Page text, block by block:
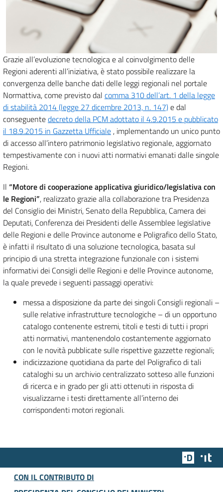
Grazie all’evoluzione tecnologica e al coinvolgimento delle
Regioni aderenti all’iniziativa, è stato possibile realizzare la
convergenza delle banche dati delle leggi regionali nel portale
Normattiva, come previsto dal comma 310 dell’art. 1 della legge
di stabilità 2014 (legge 27 dicembre 2013, n. 147)e dal
conseguentedecreto della PCM adottato il 4.9.2015 e pubblicato
il 18.9.2015 in Gazzetta Ufficiale , implementando un unico punto
di accesso all’intero patrimonio legislativo regionale, aggiornato
tempestivamente con i nuovi atti normativi emanati dalle singole
Regioni.
Il “Motore di cooperazione applicativa giuridico/legislativa con
le Regioni”, realizzato grazie alla collaborazione tra Presidenza
del Consiglio dei Ministri, Senato della Repubblica, Camera dei
Deputati, Conferenza dei Presidenti delle Assemblee legislative
delle Regioni e delle Province autonome e Poligrafico dello Stato,
è infatti il risultato di una soluzione tecnologica, basata sul
principio di una stretta integrazione funzionale con i sistemi
informativi dei Consigli delle Regioni e delle Province autonome,
la quale prevede i seguenti passaggi operativi:
messa a disposizione da parte dei singoli Consigli regionali –
sulle relative infrastrutture tecnologiche – di un opportuno
catalogo contenente estremi, titoli e testi di tutti i propri
atti normativi, mantenendolo costantemente aggiornato
con le novità pubblicate sulle rispettive gazzette regionali;
indicizzazione quotidiana da parte del Poligrafico di tali
cataloghi su un archivio centralizzato sotteso alle funzioni
di ricerca e in grado per gli atti ottenuti in risposta di
visualizzarne i testi direttamente all’interno dei
corrispondenti motori regionali.
Team
CON IL CONTRIBUTO DI